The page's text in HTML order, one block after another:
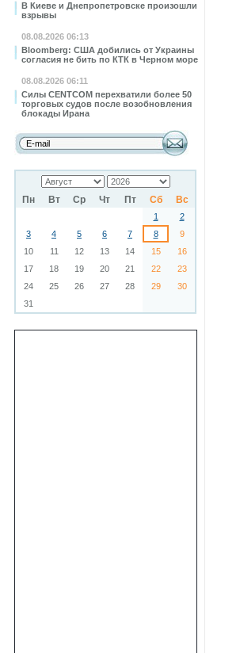
В Киеве и Днепропетровске произошли
взрывы
08.08.2026 06:13
Bloomberg: США добились от Украины
согласия не бить по КТК в Черном море
08.08.2026 06:11
Силы CENTCOM перехватили более 50
торговых судов после возобновления
блокады Ирана
Пн Вт Ср Чт Пт Сб Вс
1
2
3
4 5 6 7 8
9
10
11 12 13 14 15
16
17
18 19 20 21 22
23
24
25 26 27 28 29
30
31